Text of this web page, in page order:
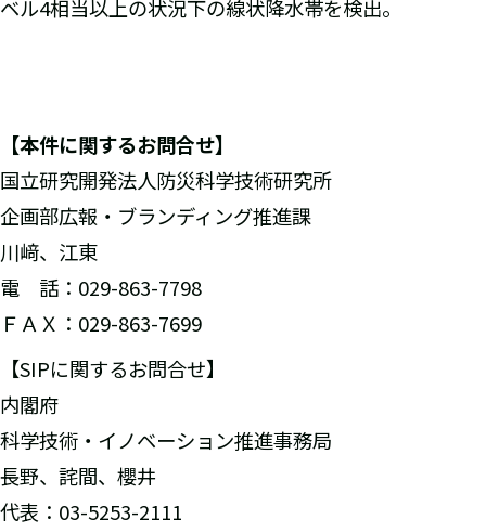
ベル4相当以上の状況下の線状降水帯を検出。
【本件に関するお問合せ】
国立研究開発法人防災科学技術研究所
企画部広報・ブランディング推進課
川﨑、江東
電 話：029-863-7798
ＦＡＸ：029-863-7699
【SIPに関するお問合せ】
内閣府
科学技術・イノベーション推進事務局
長野、詫間、櫻井
代表：03-5253-2111